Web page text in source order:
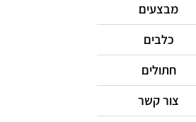
מבצעים
כלבים
חתולים
צור קשר